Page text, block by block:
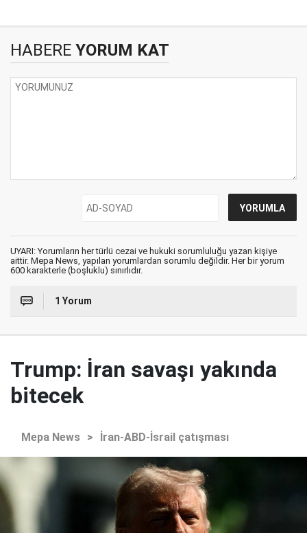
HABERE YORUM KAT
UYARI: Yorumların her türlü cezai ve hukuki sorumluluğu yazan kişiye
aittir. Mepa News, yapılan yorumlardan sorumlu değildir. Her bir yorum
600 karakterle (boşluklu) sınırlıdır.
1 Yorum
Trump: İran savaşı yakında
bitecek
Mepa News > İran-ABD-İsrail çatışması